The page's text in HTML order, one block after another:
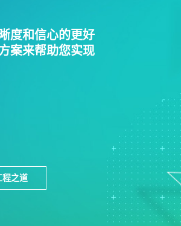
度和信心的更好
案来帮助您实现
程之道